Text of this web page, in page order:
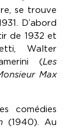
se trouve
D’abord
de 1932 et
Walter
(Les
Max
comédies
(1940). Au